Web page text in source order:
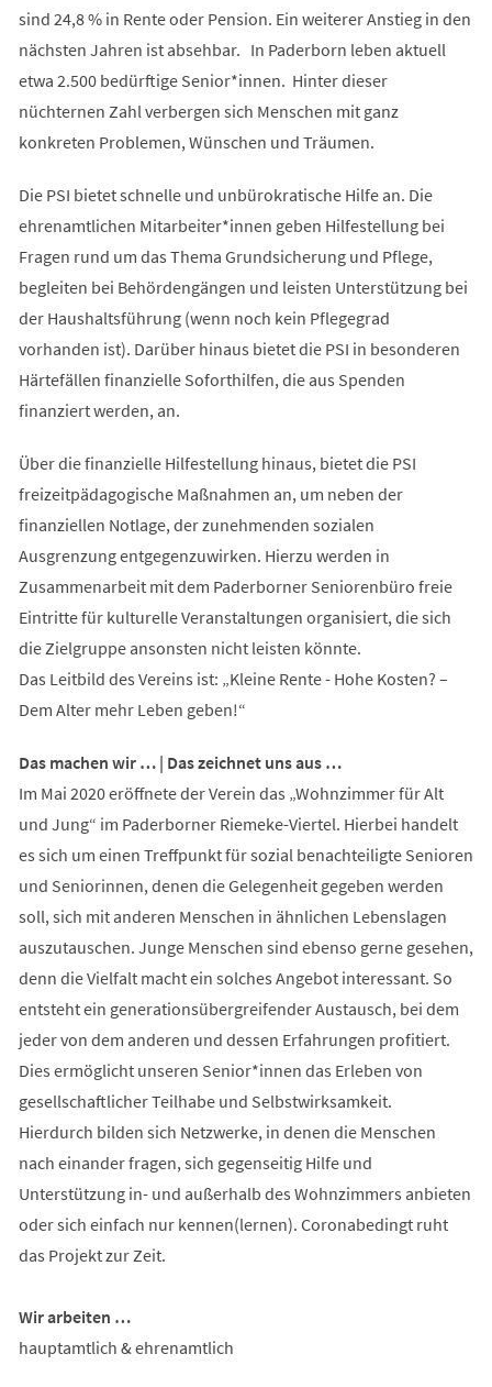
sind 24,8 % in Rente oder Pension. Ein weiterer Anstieg in den
nächsten Jahren ist absehbar. In Paderborn leben aktuell
etwa 2.500 bedürftige Senior*innen. Hinter dieser
nüchternen Zahl verbergen sich Menschen mit ganz
konkreten Problemen, Wünschen und Träumen.
Die PSI bietet schnelle und unbürokratische Hilfe an. Die
ehrenamtlichen Mitarbeiter*innen geben Hilfestellung bei
Fragen rund um das Thema Grundsicherung und Pflege,
begleiten bei Behördengängen und leisten Unterstützung bei
der Haushaltsführung (wenn noch kein Pflegegrad
vorhanden ist). Darüber hinaus bietet die PSI in besonderen
Härtefällen finanzielle Soforthilfen, die aus Spenden
finanziert werden, an.
Über die finanzielle Hilfestellung hinaus, bietet die PSI
freizeitpädagogische Maßnahmen an, um neben der
finanziellen Notlage, der zunehmenden sozialen
Ausgrenzung entgegenzuwirken. Hierzu werden in
Zusammenarbeit mit dem Paderborner Seniorenbüro freie
Eintritte für kulturelle Veranstaltungen organisiert, die sich
die Zielgruppe ansonsten nicht leisten könnte.
Das Leitbild des Vereins ist: „Kleine Rente - Hohe Kosten? –
Dem Alter mehr Leben geben!“
Das machen wir … | Das zeichnet uns aus …
Im Mai 2020 eröffnete der Verein das „Wohnzimmer für Alt
und Jung“ im Paderborner Riemeke-Viertel. Hierbei handelt
es sich um einen Treffpunkt für sozial benachteiligte Senioren
und Seniorinnen, denen die Gelegenheit gegeben werden
soll, sich mit anderen Menschen in ähnlichen Lebenslagen
auszutauschen. Junge Menschen sind ebenso gerne gesehen,
denn die Vielfalt macht ein solches Angebot interessant. So
entsteht ein generationsübergreifender Austausch, bei dem
jeder von dem anderen und dessen Erfahrungen profitiert.
Dies ermöglicht unseren Senior*innen das Erleben von
gesellschaftlicher Teilhabe und Selbstwirksamkeit.
Hierdurch bilden sich Netzwerke, in denen die Menschen
nach einander fragen, sich gegenseitig Hilfe und
Unterstützung in- und außerhalb des Wohnzimmers anbieten
oder sich einfach nur kennen(lernen). Coronabedingt ruht
das Projekt zur Zeit.
Wir arbeiten …
hauptamtlich & ehrenamtlich